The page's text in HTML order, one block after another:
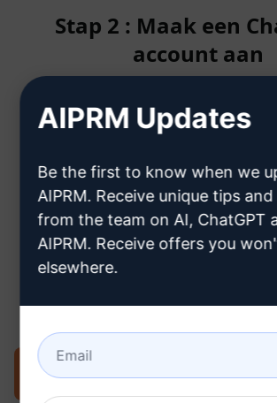
Stap 2 : Maak een
account aan
Klik hier om te leren
Stap 3: Gebruik de
Probeer de prompt nu op
AIPRM Updates
Be the first to know when we
AIPRM. Receive unique tips
from the team on AI, ChatGPT
AIPRM. Receive offers you
elsewhere.